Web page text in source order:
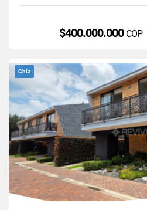
$400.000.000 COP
Chia